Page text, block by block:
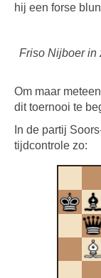
hij een forse
Friso Nijboer in
Om maar
dit toernooi te
In de partij
tijdcontrole zo: